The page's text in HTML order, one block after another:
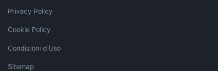
Privacy Policy
Cookie Policy
Condizioni d'Uso
Sitemap